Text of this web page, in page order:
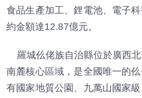
食品生產加工、鋰電池、電子
約金額達12.87億元。
羅城仫佬族自治縣位於廣西
南麓核心區域，是全國唯一的
有國家地質公園、九萬山國家